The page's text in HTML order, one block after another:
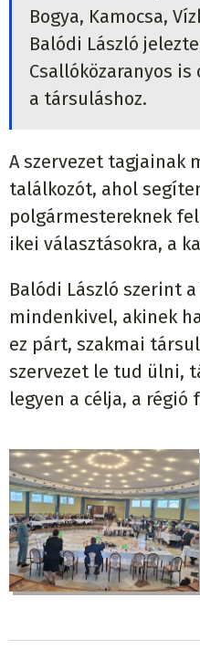
Bogya, Kamocsa,
Balódi László
Csallóközaranyos
a társuláshoz.
A szervezet tagjainak
találkozót, ahol
polgármestereknek
ikei választásokra, a
Balódi László szerint
mindenkivel, akinek
ez párt, szakmai
szervezet le tud ülni,
legyen a célja, a régió